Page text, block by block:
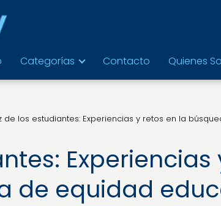
Categorías Contacto Quienes
de los estudiantes: Experiencias y retos en la
Experiencias
de equidad